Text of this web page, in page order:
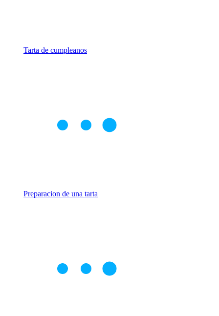
Tarta de cumpleanos
Preparacion de una tarta